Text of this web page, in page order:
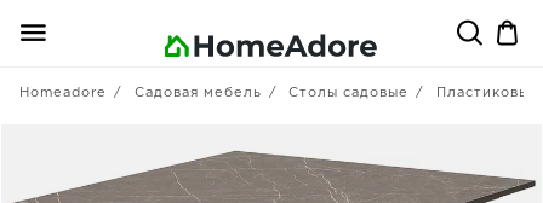
Homeadore Садовая мебель Столы садовые Пластиковые